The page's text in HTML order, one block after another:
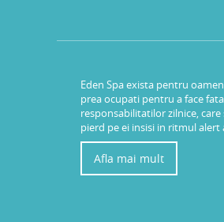
Eden Spa exista pentru
prea ocupati pentru a face fata
responsabilitatilor zilnice, care
pierd pe ei insisi in ritmul alert
Afla mai mult